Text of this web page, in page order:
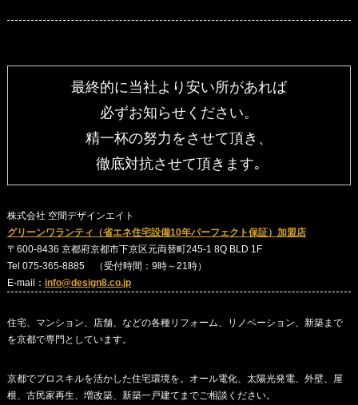
最終的に当社より安い所があれば
必ずお知らせください。
精一杯の努力をさせて頂き、
徹底対抗させて頂きます｡
株式会社 空間デザインエイト
グリーンワランティ（省エネ住宅設備10年パーフェクト保証）加盟店
〒600-8436 京都府京都市下京区元両替町245-1 8Q BLD 1F
Tel 075-365-8885 （受付時間：9時～21時）
E-mail： info@design8.co.jp
住宅、マンション、店舗、などの各種リフォーム、リノベーション、新築まで
を京都で専門としています。
京都でプロスキルを活かした住宅環境を。オール電化、太陽光発電、外壁、屋
根、古民家再生、増改築、新築一戸建てまでご相談ください。